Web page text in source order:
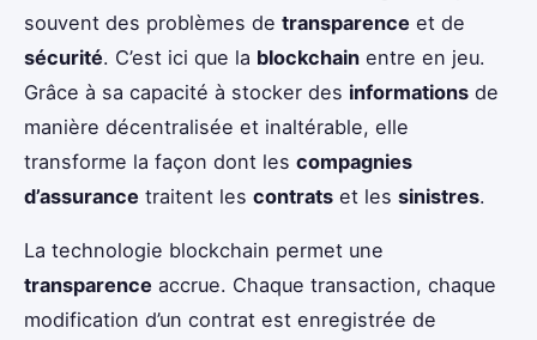
souvent des problèmes de transparence et de
sécurité. C’est ici que la blockchain entre en jeu.
Grâce à sa capacité à stocker des informations de
manière décentralisée et inaltérable, elle
transforme la façon dont les compagnies
d’assurance traitent les contrats et les sinistres.
La technologie blockchain permet une
transparence accrue. Chaque transaction, chaque
modification d’un contrat est enregistrée de